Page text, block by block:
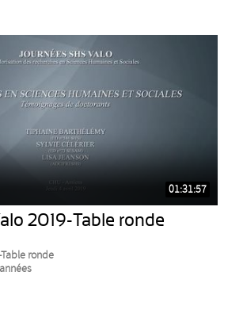
01:31:57
2019-Table ronde
Table ronde